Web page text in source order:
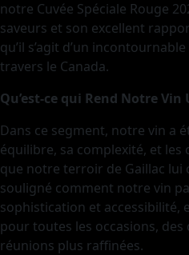
notre Cuvée Spéciale Rouge
saveurs et son excellent
qu’il s’agit d’un
travers le Canada.
Qu’est-ce qui Rend Notre Vin
Dans ce segment, notre vin a
équilibre, sa complexité, et
que notre terroir de Gaillac lui
souligné comment notre vin
sophistication et accessibilité,
pour toutes les occasions,
réunions plus raffinées.